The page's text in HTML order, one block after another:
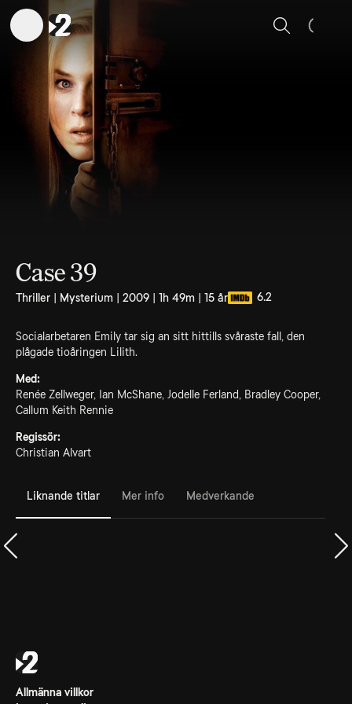
Sök
Case 39
Thriller | Mysterium | 2009 | 1h 49m | 15 år 6.2
Socialarbetaren Emily tar sig an sitt hittills svåraste fall, den
plågade tioåringen Lilith.
Med:
Renée Zellweger, Ian McShane, Jodelle Ferland, Bradley Cooper,
Callum Keith Rennie
Regissör:
Christian Alvart
Liknande titlar Mer info Medverkande
Allmänna villkor